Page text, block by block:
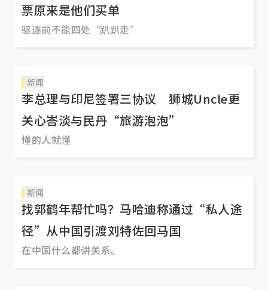
票原来是他们买单
驱逐前不能四处“趴趴走”
新闻
李总理与印尼签署三协议 狮城Uncle更
关心峇淡与民丹“旅游泡泡”
懂的人就懂
新闻
找郭鹤年帮忙吗？马哈迪称通过“私人途
径”从中国引渡刘特佐回马国
在中国什么都讲关系。